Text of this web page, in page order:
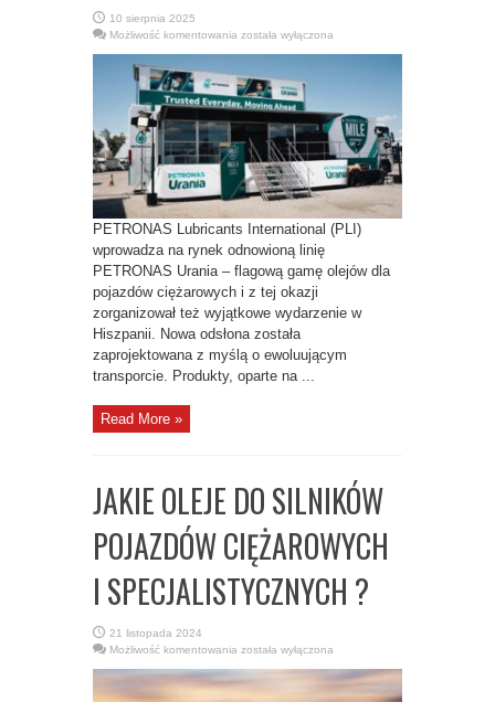
10 sierpnia 2025
Możliwość komentowania PETRONAS
ODŚWIEŻONĄ
OLEJÓW
DLA
POJAZDÓW
CIĘŻAROWYCH
PETRONAS
URANIA
została wyłączona
PETRONAS Lubricants International (PLI)
wprowadza na rynek odnowioną linię
PETRONAS Urania – flagową gamę olejów dla
pojazdów ciężarowych i z tej okazji
zorganizował też wyjątkowe wydarzenie w
Hiszpanii. Nowa odsłona została
zaprojektowana z myślą o ewoluującym
transporcie. Produkty, oparte na ...
Read More »
JAKIE OLEJE DO SILNIKÓW
POJAZDÓW CIĘŻAROWYCH
I SPECJALISTYCZNYCH ?
21 listopada 2024
Możliwość komentowania JAKIE
DO
SILNIKÓW
została wyłączona